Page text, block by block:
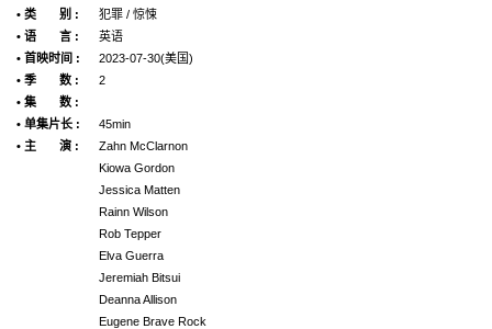
• 类 别 :
犯罪 / 惊悚
• 语 言 :
英语
• 首映时间 :
2023-07-30(美国)
• 季 数 :
2
• 集 数 :
• 单集片长 :
45min
• 主 演 :
Zahn McClarnon
Kiowa Gordon
Jessica Matten
Rainn Wilson
Rob Tepper
Elva Guerra
Jeremiah Bitsui
Deanna Allison
Eugene Brave Rock